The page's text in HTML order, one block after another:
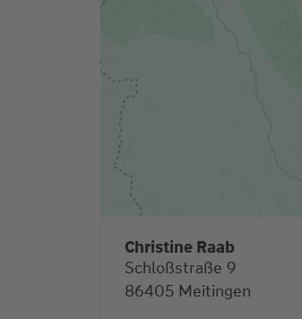
Christine Raab
Schloßstraße 9
86405 Meitingen